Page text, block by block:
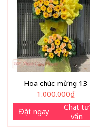
Hoa chúc mừng 13
1.000.000₫
Đặt ngay
Chat tư
vấn